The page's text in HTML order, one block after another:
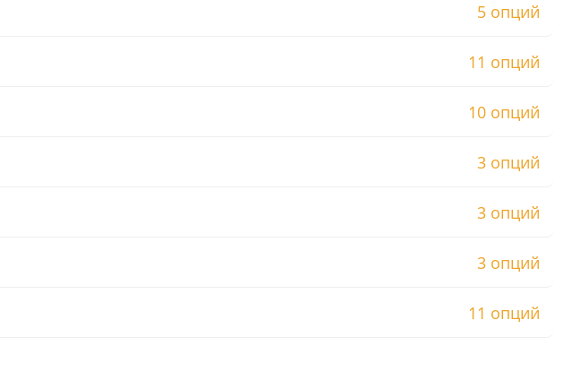
5 опций
11 опций
10 опций
3 опций
3 опций
3 опций
11 опций